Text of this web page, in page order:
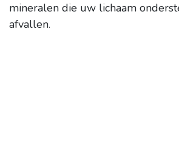
mineralen die uw lichaam
afvallen.